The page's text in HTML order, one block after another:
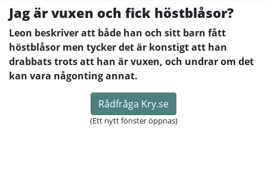
Jag är vuxen och fick höstblåsor?
Leon beskriver att både han och sitt barn fått
höstblåsor men tycker det är konstigt att han
drabbats trots att han är vuxen, och undrar om det
kan vara någonting annat.
Rådfråga Kry.se
(Ett nytt fönster öppnas)